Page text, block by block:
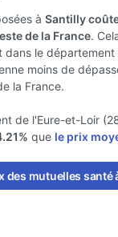
à Santilly
de la France.
dans le
moins de
la France.
de l'Eure-et-Loir
que le prix
des mutuelles santé